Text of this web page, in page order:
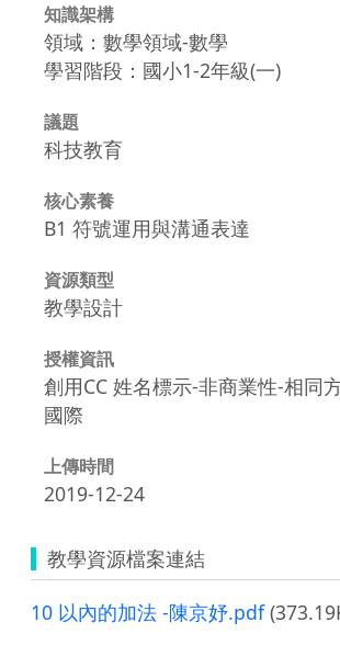
知識架構
領域：數學領域-數學
學習階段：國小1-2年級(一)
議題
科技教育
核心素養
B1 符號運用與溝通表達
資源類型
教學設計
授權資訊
創用CC 姓名標示-非商業性-相同
國際
上傳時間
2019-12-24
教學資源檔案連結
10 以內的加法 -陳京妤.pdf